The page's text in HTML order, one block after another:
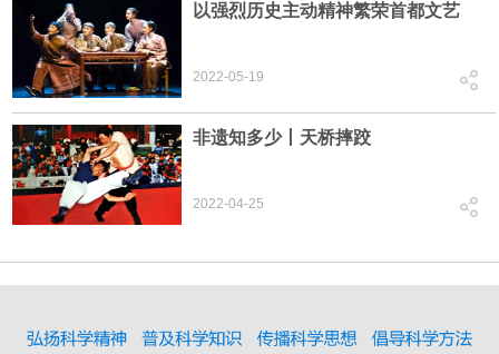
以强烈历史主动精神繁荣首都文艺
2022-05-19
非遗知多少丨天桥摔跤
2022-04-25